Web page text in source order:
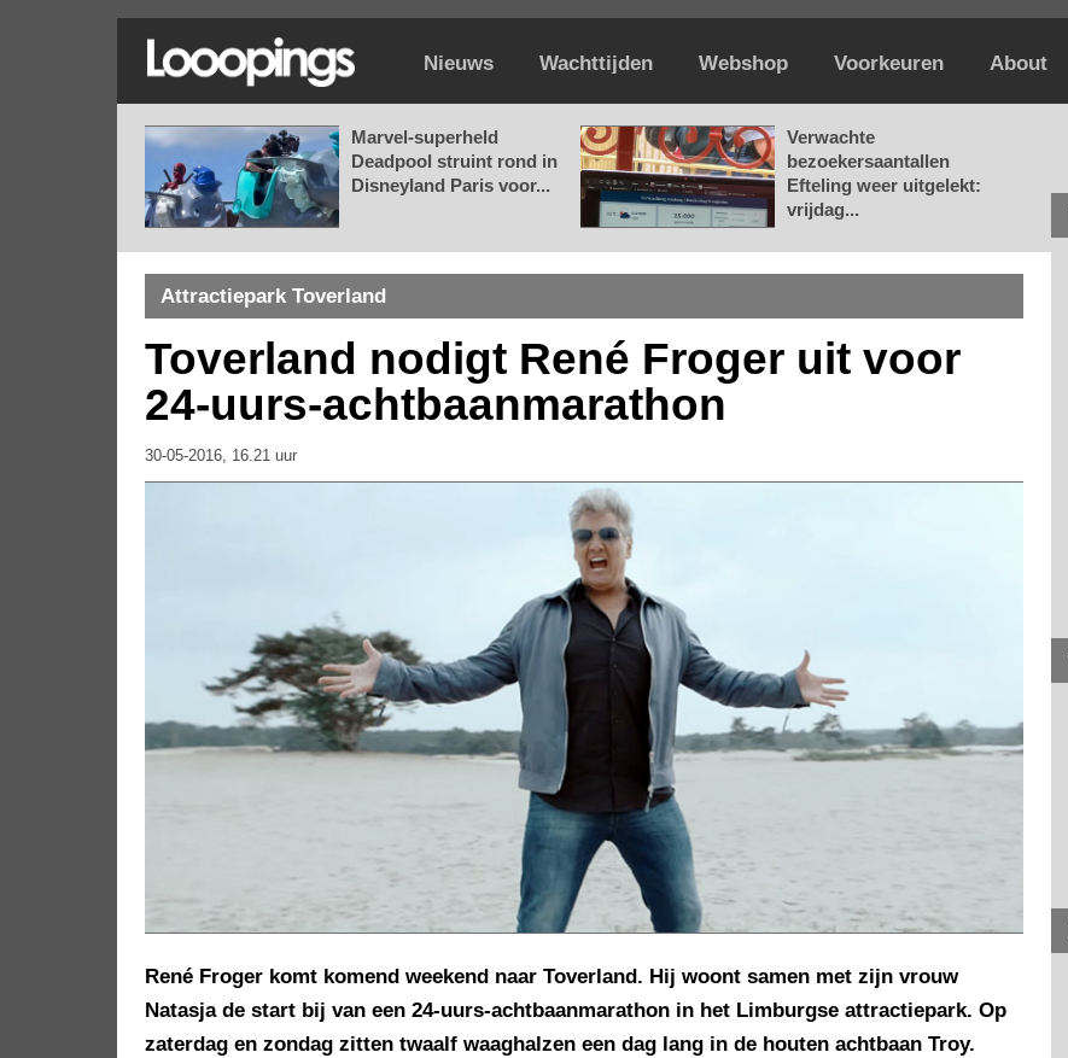
Nieuws Wachttijden Webshop Voorkeuren About
Marvel-superheld
Deadpool struint rond in
Disneyland Paris voor...
Verwachte
bezoekersaantallen
Efteling weer uitgelekt:
vrijdag...
Attractiepark Toverland
Toverland nodigt René Froger uit voor
24-uurs-achtbaanmarathon
30-05-2016, 16.21 uur
René Froger komt komend weekend naar Toverland. Hij woont samen met zijn vrouw
Natasja de start bij van een 24-uurs-achtbaanmarathon in het Limburgse attractiepark. Op
zaterdag en zondag zitten twaalf waaghalzen een dag lang in de houten achtbaan Troy.